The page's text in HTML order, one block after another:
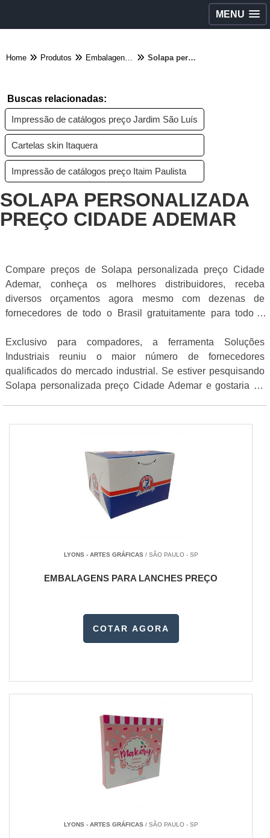
MENU
Home Produtos Embalagens diversas - Categoria Solapa personalizada preço Cidade Ademar
Buscas relacionadas:
Impressão de catálogos preço Jardim São Luís
Cartelas skin Itaquera
Impressão de catálogos preço Itaim Paulista
SOLAPA PERSONALIZADA
PREÇO CIDADE ADEMAR
Compare preços de Solapa personalizada preço Cidade
Ademar, conheça os melhores distribuidores, receba
diversos orçamentos agora mesmo com dezenas de
fornecedores de todo o Brasil gratuitamente para todo o
Exclusivo para compadores, a ferramenta Soluções
Industriais reuniu o maior número de fornecedores
qualificados do mercado industrial. Se estiver pesquisando
Solapa personalizada preço Cidade Ademar e gostaria de
LYONS - ARTES GRÁFICAS/ SÃO PAULO - SP
EMBALAGENS PARA LANCHES PREÇO
COTAR AGORA
LYONS - ARTES GRÁFICAS/ SÃO PAULO - SP